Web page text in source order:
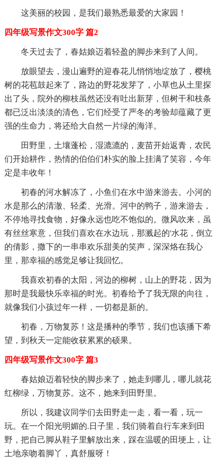
这美丽的校园，是我们最熟悉最爱的大家园！
四年级写景作文300字 篇2
冬天过去了，春姑娘迈着轻盈的脚步来到了人间。
放眼望去，漫山遍野的迎春花儿悄悄地绽放了，樱桃
树的花苞鼓起来了，路边的野花发芽了，小草也从土里探
出了头，院外的柳枝虽然还没有吐出新芽，但树干和枝条
都已泛出淡淡的清色，它们经受了严冬的考验却蕴藏了更
强的生命力，将还给大自然一片绿的海洋。
田野里，土壤蓬松，湿漉漉的，麦苗开始返青，农民
们开始耕作，热情的伯伯们朴实的脸上挂满了笑容，今年
定是丰收年！
初春的河水解冻了，小鱼们在水中游来游去。小河的
水是那么的清澈、轻柔、光滑。河中的鸭子，游来游去，
不停地寻找食物，好像永远也吃不饱似的。微风吹来，虽
有丝丝寒意，但我们喜欢在水边玩，那溅起的'水花，倒立
的倩影，撒下的一串串欢乐甜美的笑声，深深烙在我心
里，那幸福的感觉足够让我回忆。
我喜欢初春的太阳，河边的柳树，山上的野花，因为
那时是我最快乐幸福的时光。初春给予了我无限的向往，
就像我们小孩过年一样，一切都是新的。
初春，万物复苏！这是播种的季节，我们也该播下希
望，到秋天一定能收获累累的硕果。
四年级写景作文300字 篇3
春姑娘迈着轻快的脚步来了，她走到哪儿，哪儿就花
红柳绿，万物复苏。这不，她来到田野里。
所以，我建议同学们去田野走一走，看一看，玩一
玩。在一个阳光明媚的.日子里，我们骑着自行车来到田
野，把自己脚从鞋子里解放出来，踩在温暖的田埂上，让
土地亲吻着脚丫，真舒服呀！